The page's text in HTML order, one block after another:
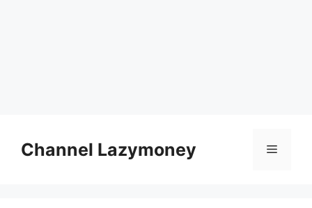
contentChannel Lazymoney Menu